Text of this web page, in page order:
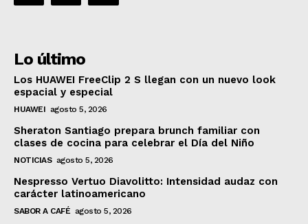
Lo último
Los HUAWEI FreeClip 2 S llegan con un nuevo look
espacial y especial
HUAWEI agosto 5, 2026
Sheraton Santiago prepara brunch familiar con
clases de cocina para celebrar el Día del Niño
NOTICIAS agosto 5, 2026
Nespresso Vertuo Diavolitto: Intensidad audaz con
carácter latinoamericano
SABOR A CAFÉ agosto 5, 2026